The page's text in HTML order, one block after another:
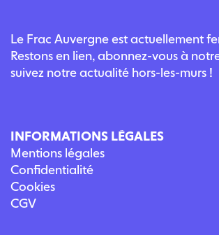
Le Frac Auvergne est actuellement
Restons en lien, abonnez-vous à
suivez notre actualité hors-les-murs !
INFORMATIONS LÉGALES
Mentions légales
Confidentialité
Cookies
CGV